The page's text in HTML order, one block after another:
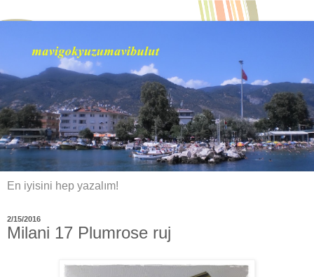
En iyisini hep yazalım!
2/15/2016
Milani 17 Plumrose ruj